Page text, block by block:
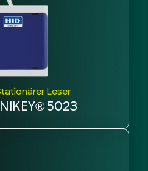
Leser
5023